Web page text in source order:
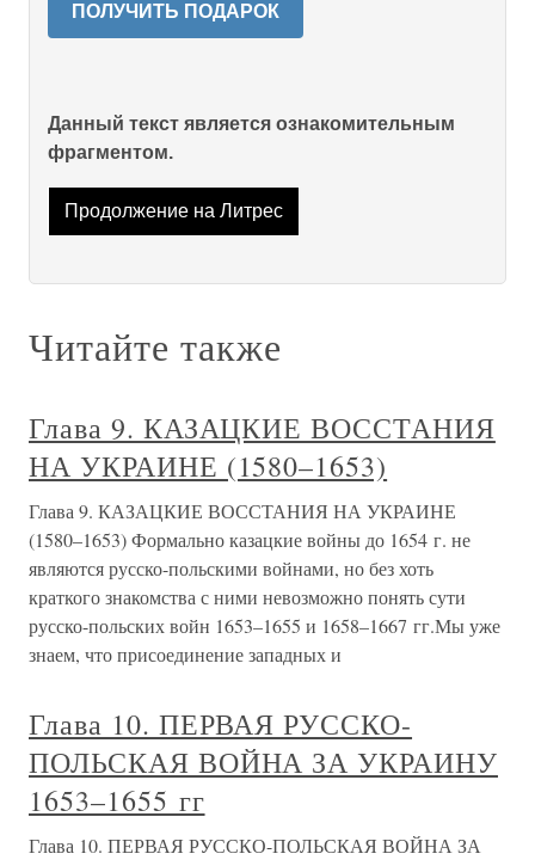
ПОЛУЧИТЬ ПОДАРОК
Данный текст является ознакомительным
фрагментом.
Продолжение на Литрес
Читайте также
Глава 9. КАЗАЦКИЕ ВОССТАНИЯ
НА УКРАИНЕ (1580–1653)
Глава 9. КАЗАЦКИЕ ВОССТАНИЯ НА УКРАИНЕ
(1580–1653) Формально казацкие войны до 1654 г. не
являются русско-польскими войнами, но без хоть
краткого знакомства с ними невозможно понять сути
русско-польских войн 1653–1655 и 1658–1667 гг.Мы уже
знаем, что присоединение западных и
Глава 10. ПЕРВАЯ РУССКО-
ПОЛЬСКАЯ ВОЙНА ЗА УКРАИНУ
1653–1655 гг
Глава 10. ПЕРВАЯ РУССКО-ПОЛЬСКАЯ ВОЙНА ЗА